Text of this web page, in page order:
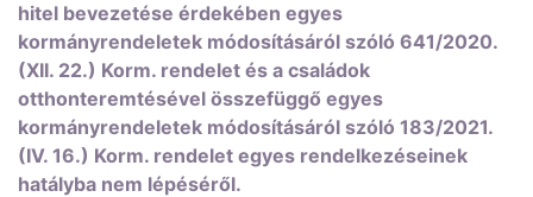
hitel bevezetése érdekében egyes
kormányrendeletek módosításáról szóló 641/2020.
(XII. 22.) Korm. rendelet és a családok
otthonteremtésével összefüggő egyes
kormányrendeletek módosításáról szóló 183/2021.
(IV. 16.) Korm. rendelet egyes rendelkezéseinek
hatályba nem lépéséről.